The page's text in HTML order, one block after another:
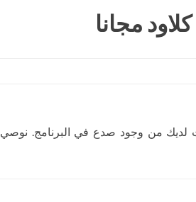
مجانا
لديك من وجود صدع في البرنامج. نوصي